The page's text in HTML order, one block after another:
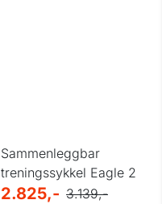
Sammenleggbar
treningssykkel Eagle 2
2.825,- 3.139,-